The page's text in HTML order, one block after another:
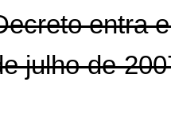
entra
julho de